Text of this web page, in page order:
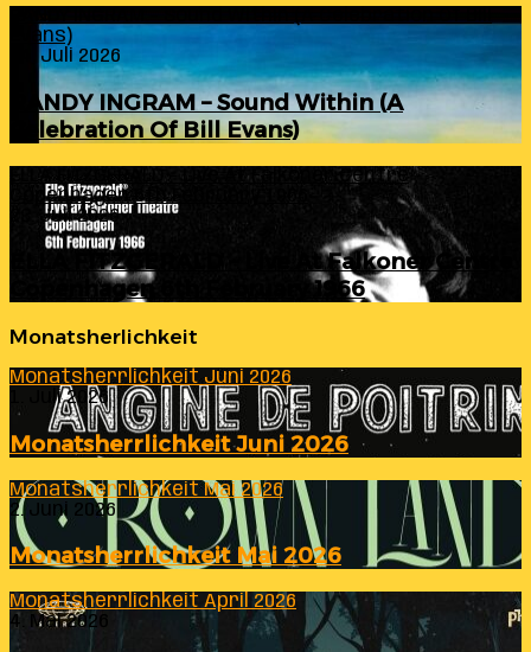
Evans)
24. Juli 2026
RANDY INGRAM – Sound Within (A
Celebration Of Bill Evans)
ELLA FITZGERALD – Live At Falkoner Centre
Copenhagen 6th February 1966
23. Juli 2026
ELLA FITZGERALD – Live At Falkoner Centre
Copenhagen 6th February 1966
Monatsherlichkeit
Monatsherrlichkeit Juni 2026
1. Juli 2026
Monatsherrlichkeit Juni 2026
Monatsherrlichkeit Mai 2026
2. Juni 2026
Monatsherrlichkeit Mai 2026
Monatsherrlichkeit April 2026
4. Mai 2026